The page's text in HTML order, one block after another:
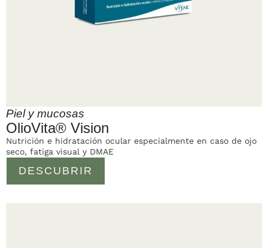
Piel y mucosas
OlioVita® Vision
DESCUBRIR
Nutrición e hidratación ocular especialmente en caso de ojo
seco, fatiga visual y DMAE